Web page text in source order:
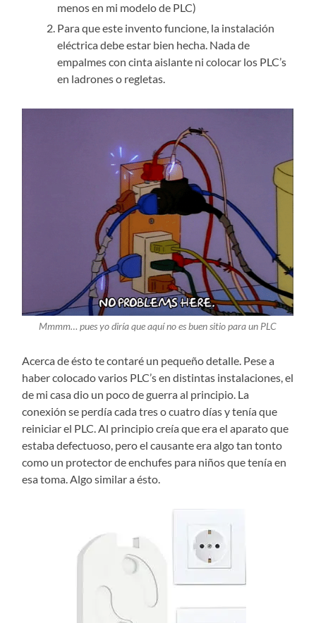
menos en mi modelo de PLC)
Para que este invento funcione, la instalación
eléctrica debe estar bien hecha. Nada de
empalmes con cinta aislante ni colocar los PLC’s
en ladrones o regletas.
Mmmm… pues yo diría que aquí no es buen sitio para un PLC
Acerca de ésto te contaré un pequeño detalle. Pese a
haber colocado varios PLC’s en distintas instalaciones, el
de mi casa dio un poco de guerra al principio. La
conexión se perdía cada tres o cuatro días y tenía que
reiniciar el PLC. Al principio creía que era el aparato que
estaba defectuoso, pero el causante era algo tan tonto
como un protector de enchufes para niños que tenía en
esa toma. Algo similar a ésto.